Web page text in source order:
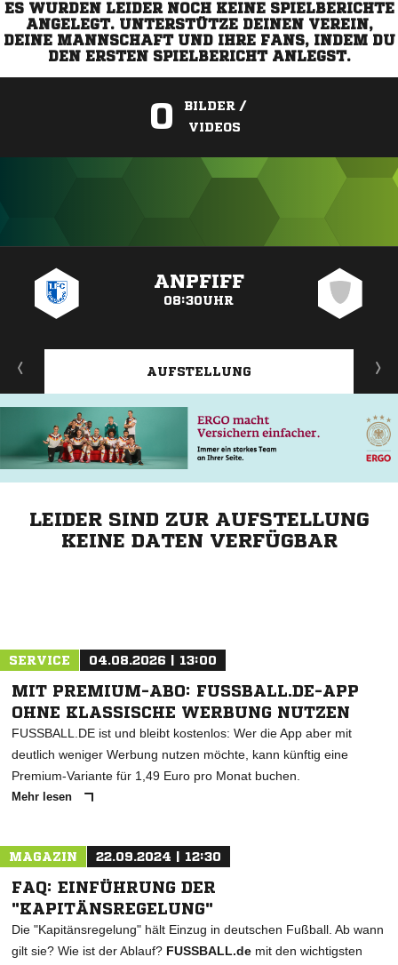
ES WURDEN LEIDER NOCH KEINE SPIELBERICHTE
ANGELEGT. UNTERSTÜTZE DEINEN VEREIN,
DEINE MANNSCHAFT UND IHRE FANS, INDEM DU
DEN ERSTEN SPIELBERICHT ANLEGST.
0
BILDER /
VIDEOS
ANPFIFF
08:30UHR
AUFSTELLUNG
LEIDER SIND ZUR AUFSTELLUNG
KEINE DATEN VERFÜGBAR
SERVICE 04.08.2026 | 13:00
MIT PREMIUM-ABO: FUSSBALL.DE-APP
OHNE KLASSISCHE WERBUNG NUTZEN
FUSSBALL.DE ist und bleibt kostenlos: Wer die App aber mit
deutlich weniger Werbung nutzen möchte, kann künftig eine
Premium-Variante für 1,49 Euro pro Monat buchen.
Mehr lesen
MAGAZIN 22.09.2024 | 12:30
FAQ: EINFÜHRUNG DER
"KAPITÄNSREGELUNG"
Die "Kapitänsregelung" hält Einzug in deutschen Fußball. Ab wann
gilt sie? Wie ist der Ablauf? FUSSBALL.de mit den wichtigsten